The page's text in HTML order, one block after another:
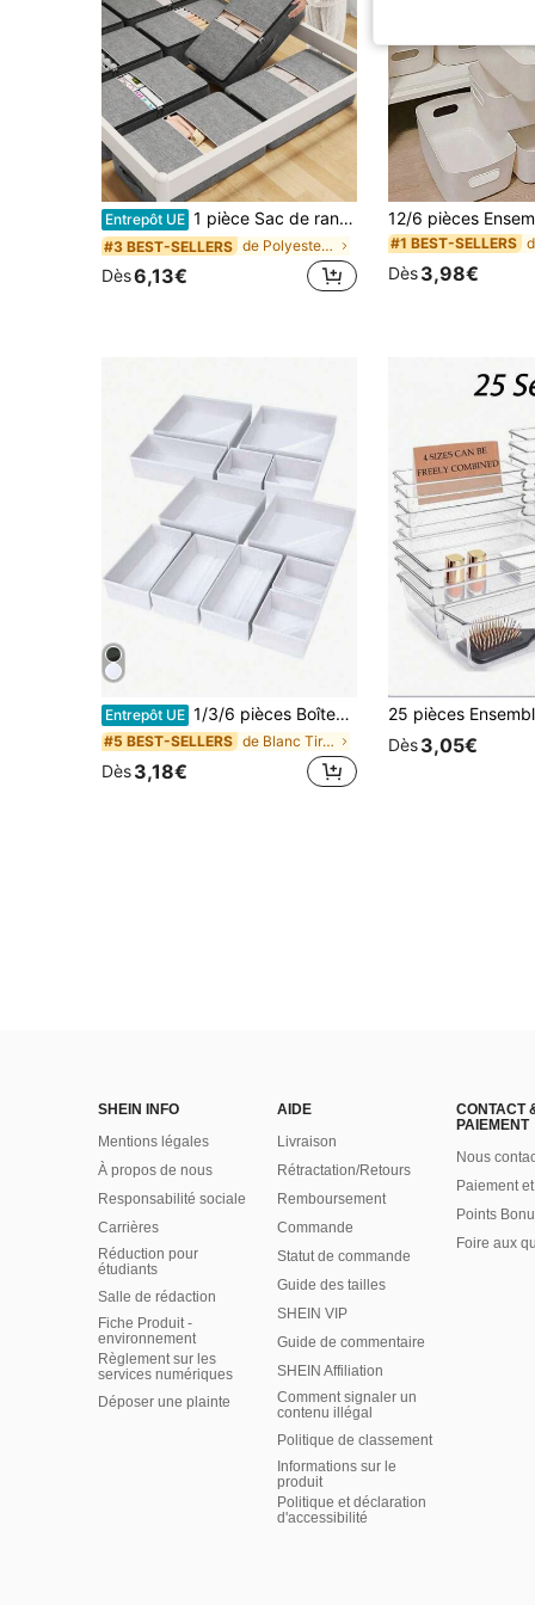
Entrepôt UE 1 pièce Sac de rangement pliable sous le lit, sac de rangement pour vêtements, sac de rangement pour vêtements de grande capacité, sac de rangement pour doudounes et jeans, sac de rangement multifonction pour couvertures, housse anti-poussière pour couette. Maximise l'espace sous le lit et sert également de rangement sur le dessus du meuble.
#3 BEST-SELLERS de Polyester Tiroirs de rangement
Dès6,13€
#1 BEST-SELLERS
Dès3,98€
Entrepôt UE 1/3/6 pièces Boîtes de rangement pliables blanches, Bacs de rangement en tissu de tailles multiples pour armoire, tiroirs, coiffeuse, sous-vêtements, chaussettes et petits articles
#5 BEST-SELLERS de Blanc Tiroirs de rangement
Dès3,18€
Dès3,05€
SHEIN INFO
Mentions légales
À propos de nous
Responsabilité sociale
Carrières
Réduction pour
étudiants
Salle de rédaction
Fiche Produit -
environnement
Règlement sur les
services numériques
Déposer une plainte
AIDE
Livraison
Rétractation/Retours
Remboursement
Commande
Statut de commande
Guide des tailles
SHEIN VIP
Guide de commentaire
SHEIN Affiliation
Comment signaler un
contenu illégal
Politique de classement
Informations sur le
produit
Politique et déclaration
d'accessibilité
CONTACT
PAIEMENT
Nous
Paiement
Points
Foire aux